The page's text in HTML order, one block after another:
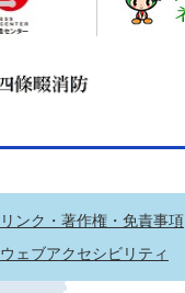
リンク・著作権・免責事項
ウェブアクセシビリティ